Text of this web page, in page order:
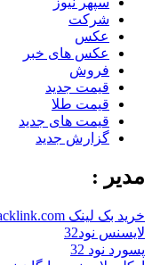
شرکت
عکس
عکس های خبر
فروش
قیمت جدید
قیمت طلا
قیمت های جدید
گزارش جدید
مدیر :
خرید بک لینک behtarinbacklink.com
لایسنس نود32
پسورد نود 32